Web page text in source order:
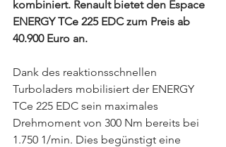
kombiniert. Renault bietet den Espace
ENERGY TCe 225 EDC zum Preis ab
40.900 Euro an.
Dank des reaktionsschnellen
Turboladers mobilisiert der ENERGY
TCe 225 EDC sein maximales
Drehmoment von 300 Nm bereits bei
1.750 1/min. Dies begünstigt eine